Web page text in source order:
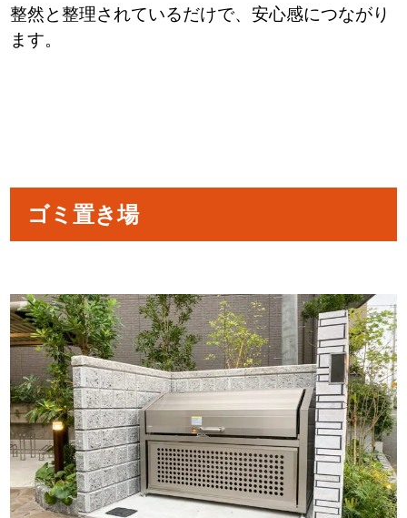
整然と整理されているだけで、安心感につながり
ます。
ゴミ置き場